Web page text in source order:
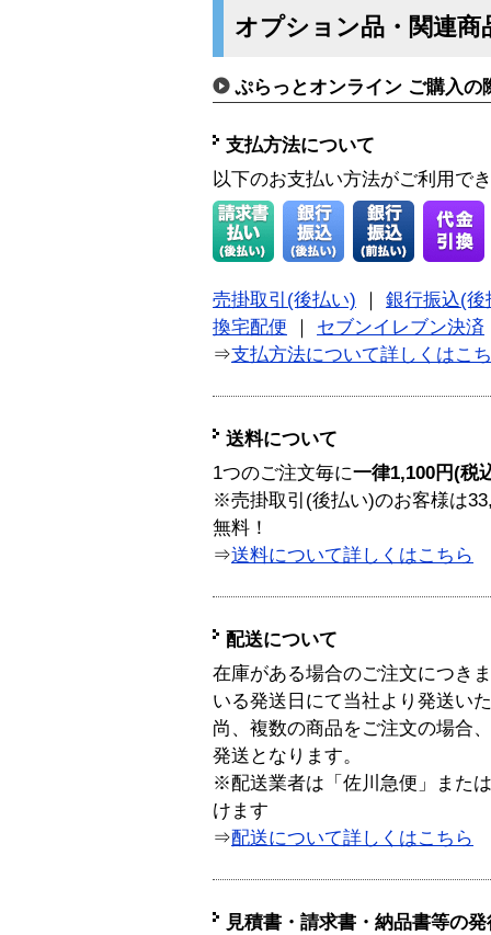
オプション品・関連商
ぷらっとオンライン ご購入の
支払方法について
以下のお支払い方法がご利用で
売掛取引(後払い)
銀行振込(後
換宅配便
セブンイレブン決済
⇒支払方法について詳しくはこ
送料について
1つのご注文毎に一律1,100円(税
※売掛取引(後払い)のお客様は
無料！
⇒送料について詳しくはこちら
配送について
在庫がある場合のご注文につき
いる発送日にて当社より発送い
尚、複数の商品をご注文の場合
発送となります。
※配送業者は「佐川急便」また
けます
⇒配送について詳しくはこちら
見積書・請求書・納品書等の